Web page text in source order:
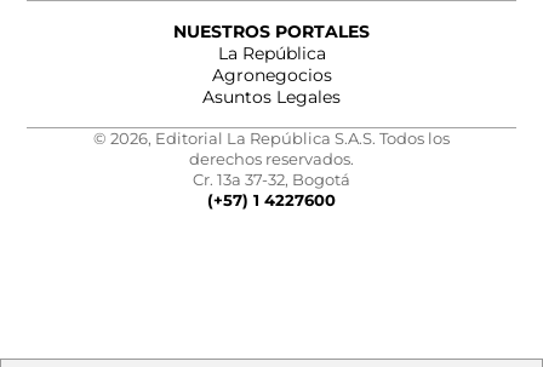
NUESTROS PORTALES
La República
Agronegocios
Asuntos Legales
© 2026, Editorial La República S.A.S. Todos los
derechos reservados.
Cr. 13a 37-32, Bogotá
(+57) 1 4227600